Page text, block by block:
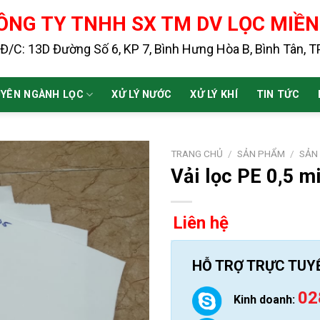
TY TNHH SX TM DV LỌC
Đ/C: 13D Đường Số 6, KP 7, Bình Hưng Hòa B, Bình Tân,
NGÀNH LỌC XỬ LÝ NƯỚC XỬ LÝ KHÍ TIN TỨC
TRANG CHỦ / SẢN PHẨM /
Vải lọc PE 0,5
Liên hệ
HỖ TRỢ TRỰC
Kinh doanh: